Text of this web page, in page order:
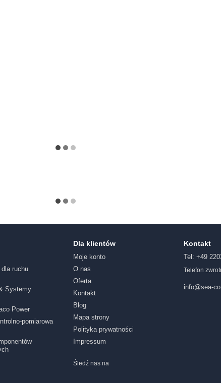
dla ruchu
Systemy
Power
pomiarowa
Dla klientów
Moje konto
O nas
Oferta
Kontakt
Blog
Mapa strony
Polityka prywatności
Impressum
Śledź nas na
Kontakt
Tel: +49
Telefon
info@sea-